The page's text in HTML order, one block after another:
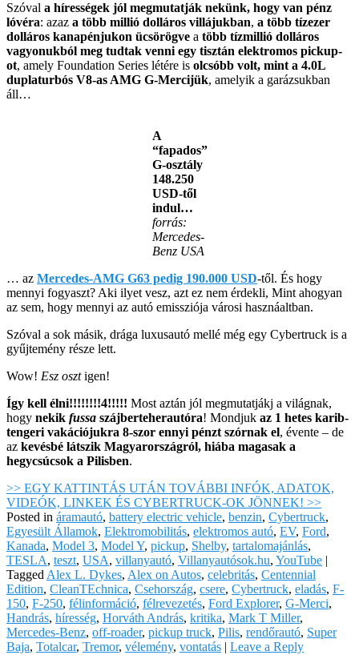
Szóval a hírességek jól megmutatják nekünk, hogy van pénz
lóvéra: azaz a több millió dolláros villájukban, a több tízezer
dolláros kanapénjukon ücsörögve a több tízmillió dolláros
vagyonukból meg tudtak venni egy tisztán elektromos pickup-
ot, amely Foundation Series létére is olcsóbb volt, mint a 4.0L
duplaturbós V8-as AMG G-Mercijük, amelyik a garázsukban
áll…
A
“fapados”
G-osztály
148.250
USD-től
indul…
forrás:
Mercedes-
Benz USA
… az Mercedes-AMG G63 pedig 190.000 USD-től. És hogy
mennyi fogyaszt? Aki ilyet vesz, azt ez nem érdekli, Mint ahogyan
az sem, hogy mennyi az autó emissziója városi hasznáaltban.
Szóval a sok másik, drága luxusautó mellé még egy Cybertruck is a
gyűjtemény része lett.
Wow! Esz osztigen!
Így kell élni!!!!!!!!4!!!!! Most aztán jól megmutatjákj a világnak,
hogy nekik fussa szájberteherautóra! Mondjuk az 1 hetes karib-
tengeri vakációjukra 8-szor ennyi pénzt szórnak el, évente – de
az kevésbé látszik Magyarországról, hiába magasak a
hegycsúcsok a Pilisben.
>> EGY KATTINTÁS UTÁN TOVÁBBI INFÓK, ADATOK,
VIDEÓK, LINKEK ÉS CYBERTRUCK-OK JÖNNEK! >>
Posted in áramautó, battery electric vehicle, benzin, Cybertruck,
Egyesült Államok, Elektromobilitás, elektromos autó, EV, Ford,
Kanada, Model 3, Model Y, pickup, Shelby, tartalomajánlás,
TESLA, teszt, USA, villanyautó, Villanyautósok.hu, YouTube |
Tagged Alex L. Dykes, Alex on Autos, celebritás, Centennial
Edition, CleanTEchnica, Csehország, csere, Cybertruck, eladás, F-
150, F-250, félinformáció, félrevezetés, Ford Explorer, G-Merci,
Handrás, híresség, Horváth András, kritika, Mark T Miller,
Mercedes-Benz, off-roader, pickup truck, Pilis, rendőrautó, Super
Baja, Totalcar, Tremor, vélemény, vontatás | Leave a Reply